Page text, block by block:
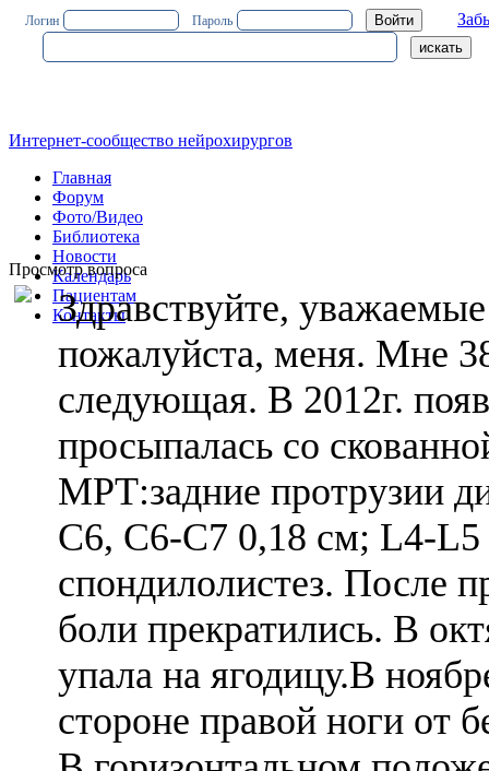
Логин Пароль
Интернет-сообщество нейрохирургов
Главная
Форум
Фото/Видео
Библиотека
Новости
Календарь
Пациентам
Контакты
Просмотр вопроса
Здравствуйте,
пожалуйста, меня. Мне
следующая. В 2012г.
просыпалась со
МРТ:задние протрузии
С6, С6-С7 0,18 см; L4-L5
спондилолистез. После
боли прекратились. В
упала на ягодицу.В
стороне правой ноги от